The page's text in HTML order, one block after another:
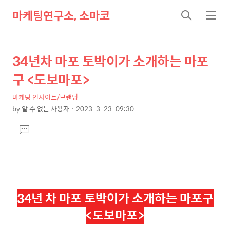
마케팅연구소, 소마코
검
색
메
뉴
상
세
컨
텐
본
문
제
목
34년차 마포 토박이가 소개하는 마포
구 <도보마포>
마케팅 인사이트/브랜딩
by알 수 없는 사용자 2023. 3. 23. 09:30
문댓
글
34년 차 마포 토박이가 소개하는 마포구
<도보마포>